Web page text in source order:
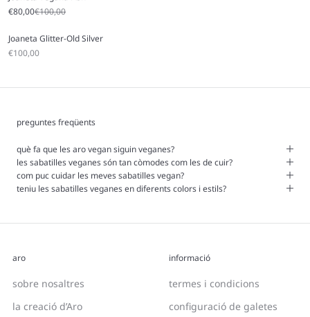
Sale price
€80,00Regular price
€100,00
Joaneta Glitter-Old Silver
Sale price
€100,00
preguntes freqüents
què fa que les aro vegan siguin veganes?
les sabatilles veganes són tan còmodes com les de cuir?
com puc cuidar les meves sabatilles vegan?
teniu les sabatilles veganes en diferents colors i estils?
aro
sobre nosaltres
la creació d’Aro
informació
termes i condicions
configuració de galetes